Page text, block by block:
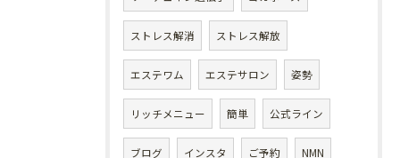
ストレス解消 ストレス解放
エステワム エステサロン 姿勢
リッチメニュー 簡単 公式ライン
ブログ インスタ ご予約 NMN